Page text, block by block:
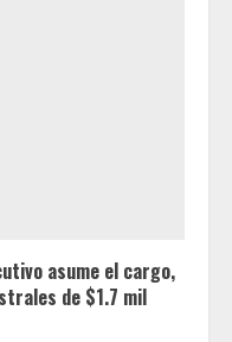
asume el cargo,
de $1.7 mil